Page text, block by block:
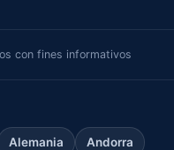
con fines informativos
Alemania Andorra